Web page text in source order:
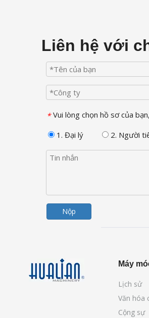
Liên hệ với
* Vui lòng chọn hồ sơ của
1. Đại lý
2. Người
Nộp
Máy
Lịch sử
Văn hóa
Cộng sự